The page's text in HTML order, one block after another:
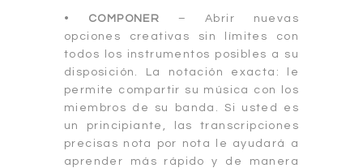
• COMPONER – Abrir nuevas
opciones creativas sin límites con
todos los instrumentos posibles a su
disposición. La notación exacta: le
permite compartir su música con los
miembros de su banda. Si usted es
un principiante, las transcripciones
precisas nota por nota le ayudará a
aprender más rápido y de manera